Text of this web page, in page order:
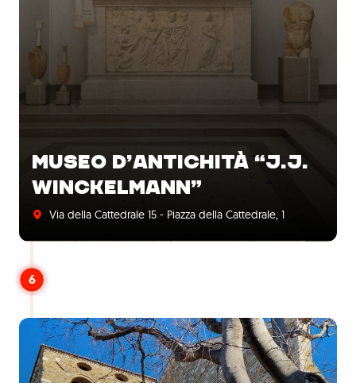
MUSEO D’ANTICHITÀ “J.J.
WINCKELMANN”
Via della Cattedrale 15 - Piazza della Cattedrale, 1
6